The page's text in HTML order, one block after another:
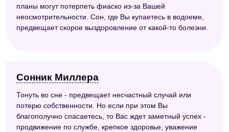
планы могут потерпеть фиаско из-за Вашей
неосмотрительности. Сон, где Вы купаетесь в водоеме,
предвещает скорое выздоровление от какой-то болезни.
Сонник Миллера
Тонуть во сне - предвещает несчастный случай или
потерю собственности. Но если при этом Вы
благополучно спасаетесь, то Вас ждет заметный успех -
продвижение по службе, крепкое здоровье, уважение